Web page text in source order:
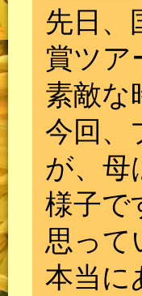
先日、
賞ツア
素敵な
今回、
が、母
様子で
思って
本当に